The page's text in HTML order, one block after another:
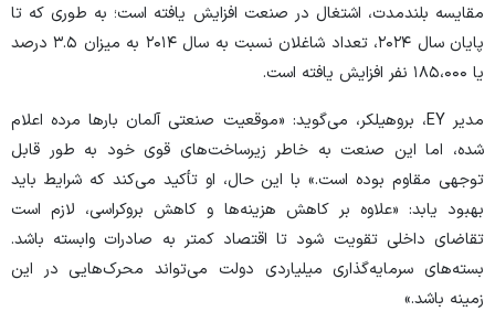
مقایسه بلندمدت، اشتغال در صنعت افزایش یافته است؛ به طوری که تا
پایان سال ۲۰۲۴، تعداد شاغلان نسبت به سال ۲۰۱۴ به میزان ۳.۵ درصد
یا ۱۸۵،۰۰۰ نفر افزایش یافته است.
مدیر EY، بروهیلکر، می‌گوید: «موقعیت صنعتی آلمان بار‌ها مرده اعلام
شده، اما این صنعت به خاطر زیرساخت‌های قوی خود به طور قابل
توجهی مقاوم بوده است.» با این حال، او تأکید می‌کند که شرایط باید
بهبود یابد: «علاوه بر کاهش هزینه‌ها و کاهش بروکراسی، لازم است
تقاضای داخلی تقویت شود تا اقتصاد کمتر به صادرات وابسته باشد.
بسته‌های سرمایه‌گذاری میلیاردی دولت می‌تواند محرک‌هایی در این
زمینه باشد.»